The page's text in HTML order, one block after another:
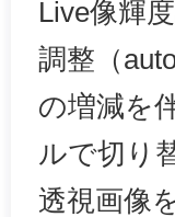
Live像輝
調整（
の増減を
ルで切り
透視画像